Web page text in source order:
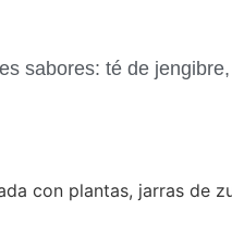
sabores: té de